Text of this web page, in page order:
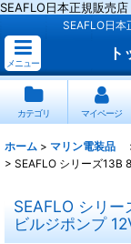
SEAFLO日本正規販売
SEAFLO日本
メニュー
カテゴリ マイページ
ホーム > マリン電装品
> SEAFLO シリーズ13B
SEAFLO シリ
ビルジポンプ